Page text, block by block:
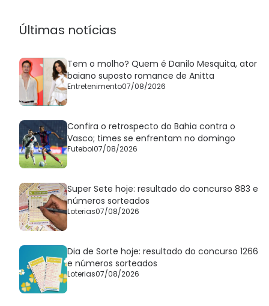
Últimas notícias
Tem o molho? Quem é Danilo Mesquita, ator
baiano suposto romance de Anitta
Entretenimento07/08/2026
Confira o retrospecto do Bahia contra o
Vasco; times se enfrentam no domingo
Futebol07/08/2026
Super Sete hoje: resultado do concurso 883 e
números sorteados
Loterias07/08/2026
Dia de Sorte hoje: resultado do concurso 1266
e números sorteados
Loterias07/08/2026